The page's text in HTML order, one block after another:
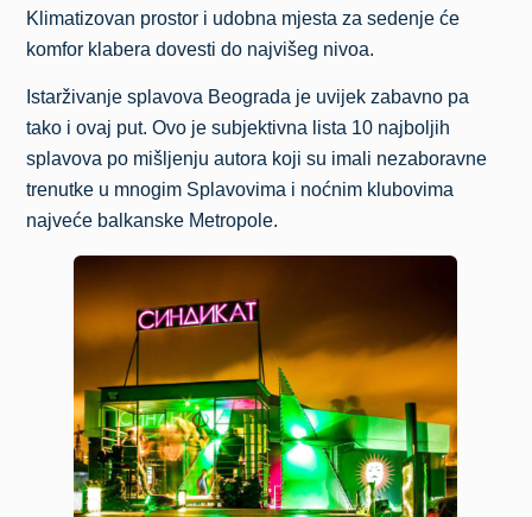
Klimatizovan prostor i udobna mjesta za sedenje će
komfor klabera dovesti do najvišeg nivoa.
Istarživanje splavova Beograda je uvijek zabavno pa
tako i ovaj put. Ovo je subjektivna lista 10 najboljih
splavova po mišljenju autora koji su imali nezaboravne
trenutke u mnogim Splavovima i noćnim klubovima
najveće balkanske Metropole.